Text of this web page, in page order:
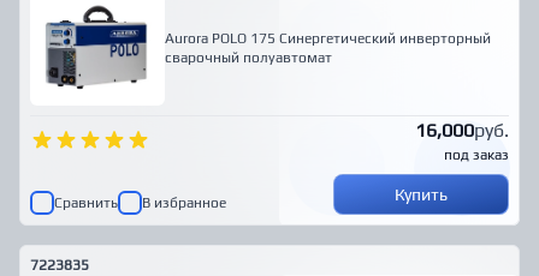
Aurora POLO 175 Синергетический инверторный
сварочный полуавтомат
16,000руб.
под заказ
Сравнить В избранное Купить
7223835